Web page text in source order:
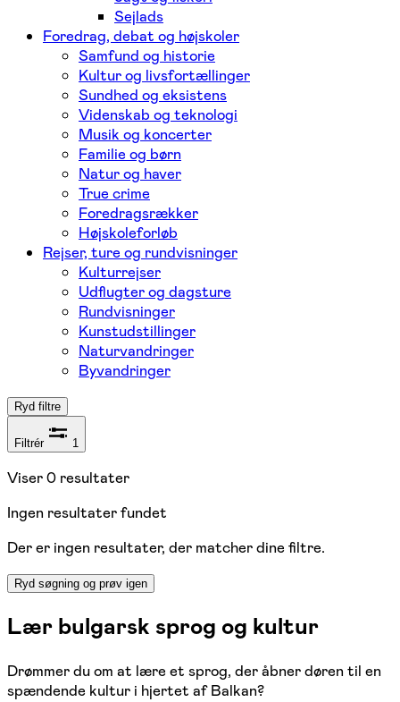
Sejlads
Foredrag, debat og højskoler
Samfund og historie
Kultur og livsfortællinger
Sundhed og eksistens
Videnskab og teknologi
Musik og koncerter
Familie og børn
Natur og haver
True crime
Foredragsrækker
Højskoleforløb
Rejser, ture og rundvisninger
Kulturrejser
Udflugter og dagsture
Rundvisninger
Kunstudstillinger
Naturvandringer
Byvandringer
Ryd filtre
Filtrér 1
Viser0 resultater
Ingen resultater fundet
Der er ingen resultater, der matcher dine filtre.
Ryd søgning og prøv igen
Lær bulgarsk sprog og kultur
Drømmer du om at lære et sprog, der åbner døren til en
spændende kultur i hjertet af Balkan?